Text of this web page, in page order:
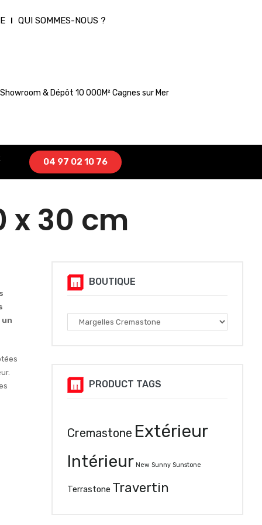
QUI SOMMES-NOUS ?
Showroom & Dépôt 10 000M² Cagnes sur Mer
04 97 02 10 76
x 30 cm
un
BOUTIQUE
PRODUCT TAGS
Cremastone Extérieur
Intérieur New Sunny Sunstone
Terrastone Travertin